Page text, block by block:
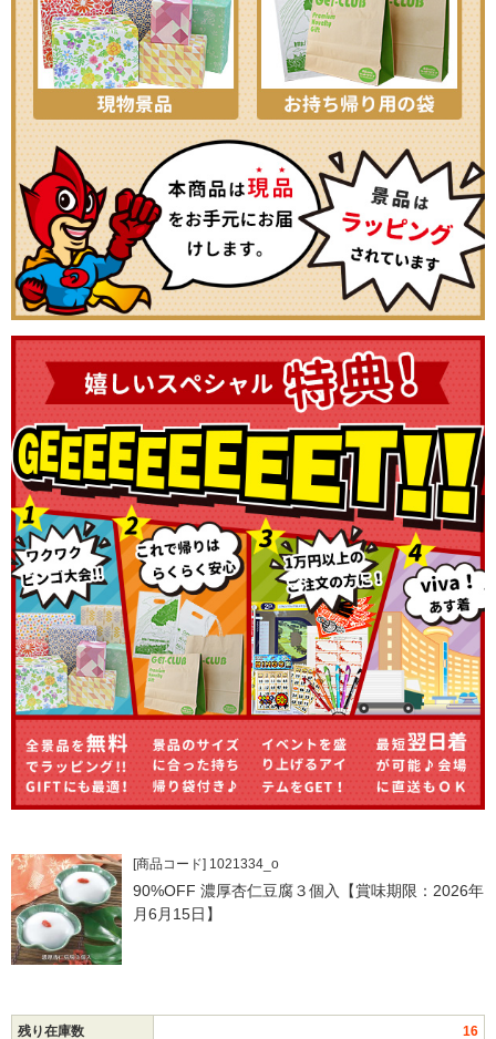
[商品コード] 1021334_o
90%OFF 濃厚杏仁豆腐３個入【賞味期限：2026年
月6月15日】
残り在庫数 16